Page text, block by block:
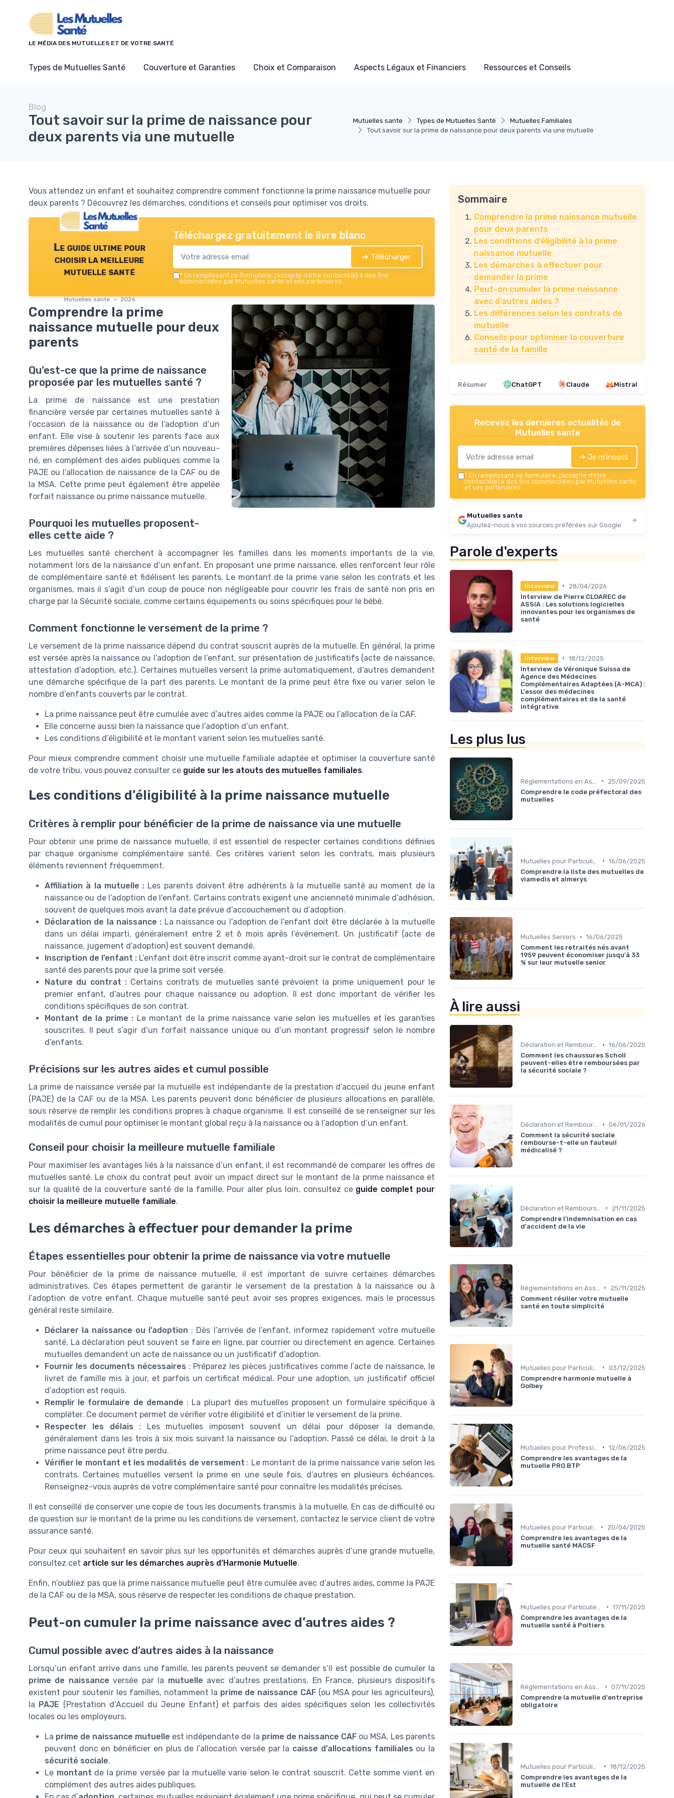
LE MÉDIA DES MUTUELLES ET DE VOTRE SANTÉ
Types de Mutuelles Santé Couverture et Garanties Choix et Comparaison Aspects Légaux et Financiers Ressources et Conseils
Mutuelles sante Types de Mutuelles Santé
Mutuelles Familiales
Tout savoir sur la prime de naissance pour deux parents via une mutuelle
Blog
Tout savoir sur la prime de naissance pour
deux parents via une mutuelle
Vous attendez un enfant et souhaitez comprendre comment fonctionne la prime naissance mutuelle pour
deux parents ? Découvrez les démarches, conditions et conseils pour optimiser vos droits.
Le guide ultime pour
choisir la meilleure
mutuelle santé
Mutuelles sante — 2026
Téléchargez gratuitement le livre blanc
➔ Télécharger
* En remplissant ce formulaire, j’accepte d’être contacté(e) à des fins
commerciales par Mutuelles sante et ses partenaires.
Comprendre la prime
naissance mutuelle pour deux
parents
Qu’est-ce que la prime de naissance
proposée par les mutuelles santé ?
La prime de naissance est une prestation
financière versée par certaines mutuelles santé à
l’occasion de la naissance ou de l’adoption d’un
enfant. Elle vise à soutenir les parents face aux
premières dépenses liées à l’arrivée d’un nouveau-
né, en complément des aides publiques comme la
PAJE ou l’allocation de naissance de la CAF ou de
la MSA. Cette prime peut également être appelée
forfait naissance ou prime naissance mutuelle.
Pourquoi les mutuelles proposent-
elles cette aide ?
Les mutuelles santé cherchent à accompagner les familles dans les moments importants de la vie,
notamment lors de la naissance d’un enfant. En proposant une prime naissance, elles renforcent leur rôle
de complémentaire santé et fidélisent les parents. Le montant de la prime varie selon les contrats et les
organismes, mais il s’agit d’un coup de pouce non négligeable pour couvrir les frais de santé non pris en
charge par la Sécurité sociale, comme certains équipements ou soins spécifiques pour le bébé.
Comment fonctionne le versement de la prime ?
Le versement de la prime naissance dépend du contrat souscrit auprès de la mutuelle. En général, la prime
est versée après la naissance ou l’adoption de l’enfant, sur présentation de justificatifs (acte de naissance,
attestation d’adoption, etc.). Certaines mutuelles versent la prime automatiquement, d’autres demandent
une démarche spécifique de la part des parents. Le montant de la prime peut être fixe ou varier selon le
nombre d’enfants couverts par le contrat.
La prime naissance peut être cumulée avec d’autres aides comme la PAJE ou l’allocation de la CAF.
Elle concerne aussi bien la naissance que l’adoption d’un enfant.
Les conditions d’éligibilité et le montant varient selon les mutuelles santé.
Pour mieux comprendre comment choisir une mutuelle familiale adaptée et optimiser la couverture santé
de votre tribu, vous pouvez consulter ce guide sur les atouts des mutuelles familiales.
Les conditions d’éligibilité à la prime naissance mutuelle
Critères à remplir pour bénéficier de la prime de naissance via une mutuelle
Pour obtenir une prime de naissance mutuelle, il est essentiel de respecter certaines conditions définies
par chaque organisme complémentaire santé. Ces critères varient selon les contrats, mais plusieurs
éléments reviennent fréquemment.
Affiliation à la mutuelle : Les parents doivent être adhérents à la mutuelle santé au moment de la
naissance ou de l’adoption de l’enfant. Certains contrats exigent une ancienneté minimale d’adhésion,
souvent de quelques mois avant la date prévue d’accouchement ou d’adoption.
Déclaration de la naissance : La naissance ou l’adoption de l’enfant doit être déclarée à la mutuelle
dans un délai imparti, généralement entre 2 et 6 mois après l’événement. Un justificatif (acte de
naissance, jugement d’adoption) est souvent demandé.
Inscription de l’enfant : L’enfant doit être inscrit comme ayant-droit sur le contrat de complémentaire
santé des parents pour que la prime soit versée.
Nature du contrat : Certains contrats de mutuelles santé prévoient la prime uniquement pour le
premier enfant, d’autres pour chaque naissance ou adoption. Il est donc important de vérifier les
conditions spécifiques de son contrat.
Montant de la prime : Le montant de la prime naissance varie selon les mutuelles et les garanties
souscrites. Il peut s’agir d’un forfait naissance unique ou d’un montant progressif selon le nombre
d’enfants.
Précisions sur les autres aides et cumul possible
La prime de naissance versée par la mutuelle est indépendante de la prestation d’accueil du jeune enfant
(PAJE) de la CAF ou de la MSA. Les parents peuvent donc bénéficier de plusieurs allocations en parallèle,
sous réserve de remplir les conditions propres à chaque organisme. Il est conseillé de se renseigner sur les
modalités de cumul pour optimiser le montant global reçu à la naissance ou à l’adoption d’un enfant.
Conseil pour choisir la meilleure mutuelle familiale
Pour maximiser les avantages liés à la naissance d’un enfant, il est recommandé de comparer les offres de
mutuelles santé. Le choix du contrat peut avoir un impact direct sur le montant de la prime naissance et
sur la qualité de la couverture santé de la famille. Pour aller plus loin, consultez ce guide complet pour
choisir la meilleure mutuelle familiale.
Les démarches à effectuer pour demander la prime
Étapes essentielles pour obtenir la prime de naissance via votre mutuelle
Pour bénéficier de la prime de naissance mutuelle, il est important de suivre certaines démarches
administratives. Ces étapes permettent de garantir le versement de la prestation à la naissance ou à
l’adoption de votre enfant. Chaque mutuelle santé peut avoir ses propres exigences, mais le processus
général reste similaire.
Déclarer la naissance ou l’adoption : Dès l’arrivée de l’enfant, informez rapidement votre mutuelle
santé. La déclaration peut souvent se faire en ligne, par courrier ou directement en agence. Certaines
mutuelles demandent un acte de naissance ou un justificatif d’adoption.
Fournir les documents nécessaires : Préparez les pièces justificatives comme l’acte de naissance, le
livret de famille mis à jour, et parfois un certificat médical. Pour une adoption, un justificatif officiel
d’adoption est requis.
Remplir le formulaire de demande : La plupart des mutuelles proposent un formulaire spécifique à
compléter. Ce document permet de vérifier votre éligibilité et d’initier le versement de la prime.
Respecter les délais : Les mutuelles imposent souvent un délai pour déposer la demande,
généralement dans les trois à six mois suivant la naissance ou l’adoption. Passé ce délai, le droit à la
prime naissance peut être perdu.
Vérifier le montant et les modalités de versement : Le montant de la prime naissance varie selon les
contrats. Certaines mutuelles versent la prime en une seule fois, d’autres en plusieurs échéances.
Renseignez-vous auprès de votre complémentaire santé pour connaître les modalités précises.
Il est conseillé de conserver une copie de tous les documents transmis à la mutuelle. En cas de difficulté ou
de question sur le montant de la prime ou les conditions de versement, contactez le service client de votre
assurance santé.
Pour ceux qui souhaitent en savoir plus sur les opportunités et démarches auprès d’une grande mutuelle,
consultez cet article sur les démarches auprès d’Harmonie Mutuelle.
Enfin, n’oubliez pas que la prime naissance mutuelle peut être cumulée avec d’autres aides, comme la PAJE
de la CAF ou de la MSA, sous réserve de respecter les conditions de chaque prestation.
Peut-on cumuler la prime naissance avec d’autres aides ?
Cumul possible avec d’autres aides à la naissance
Lorsqu’un enfant arrive dans une famille, les parents peuvent se demander s’il est possible de cumuler la
prime de naissance versée par la mutuelle avec d’autres prestations. En France, plusieurs dispositifs
existent pour soutenir les familles, notamment la prime de naissance CAF (ou MSA pour les agriculteurs),
la PAJE (Prestation d’Accueil du Jeune Enfant) et parfois des aides spécifiques selon les collectivités
locales ou les employeurs.
La prime de naissance mutuelle est indépendante de la prime de naissance CAFou MSA. Les parents
peuvent donc en bénéficier en plus de l’allocation versée par la caisse d’allocations familiales ou la
sécurité sociale.
Le montant de la prime versée par la mutuelle varie selon le contrat souscrit. Cette somme vient en
complément des autres aides publiques.
Sommaire
Comprendre la prime naissance mutuelle
pour deux parents
Les conditions d’éligibilité à la prime
naissance mutuelle
Les démarches à effectuer pour
demander la prime
Peut-on cumuler la prime naissance
avec d’autres aides ?
Les différences selon les contrats de
mutuelle
Conseils pour optimiser la couverture
santé de la famille
Résumer ChatGPT Claude Mistral
Recevez les dernières actualités de
Mutuelles sante
➔ Je m'inscris
* En remplissant ce formulaire, j’accepte d’être
contacté(e) à des fins commerciales par Mutuelles sante
et ses partenaires.
Mutuelles sante
Ajoutez-nous à vos sources préférées sur Google
Parole d'experts
Interview •
28/04/2026
Interview de Pierre CLOAREC de
ASSIA : Les solutions logicielles
innovantes pour les organismes de
santé
Interview • 18/12/2025
Interview de Véronique Suissa de
Agence des Médecines
Complémentaires Adaptées (A-MCA) :
L'essor des médecines
complémentaires et de la santé
intégrative
Les plus lus
•
25/09/2025
Comprendre le code préfectoral des
mutuelles
• 16/06/2025
Comprendre la liste des mutuelles de
viamedis et almerys
Mutuelles Seniors • 16/06/2025
Comment les retraités nés avant
1959 peuvent économiser jusqu'à 33
% sur leur mutuelle senior
À lire aussi
Déclaration et Remboursement • 16/06/2025
Comment les chaussures Scholl
peuvent-elles être remboursées par
la sécurité sociale ?
Déclaration et Remboursement • 06/01/2026
Comment la sécurité sociale
rembourse-t-elle un fauteuil
médicalisé ?
•
21/11/2025
Comprendre l'indemnisation en cas
d'accident de la vie
•
25/11/2025
Comment résilier votre mutuelle
santé en toute simplicité
• 03/12/2025
Comprendre harmonie mutuelle à
Golbey
• 12/06/2025
Comprendre les avantages de la
mutuelle PRO BTP
•
20/04/2025
Comprendre les avantages de la
mutuelle santé MACSF
• 17/11/2025
Comprendre les avantages de la
mutuelle santé à Poitiers
• 07/11/2025
Comprendre la mutuelle d'entreprise
obligatoire
• 18/12/2025
Comprendre les avantages de la
mutuelle de l'Est